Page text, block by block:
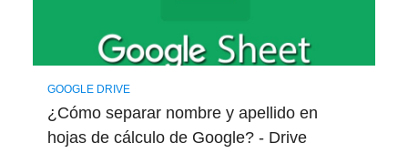
GOOGLE DRIVE
¿Cómo separar nombre y apellido en
hojas de cálculo de Google? - Drive